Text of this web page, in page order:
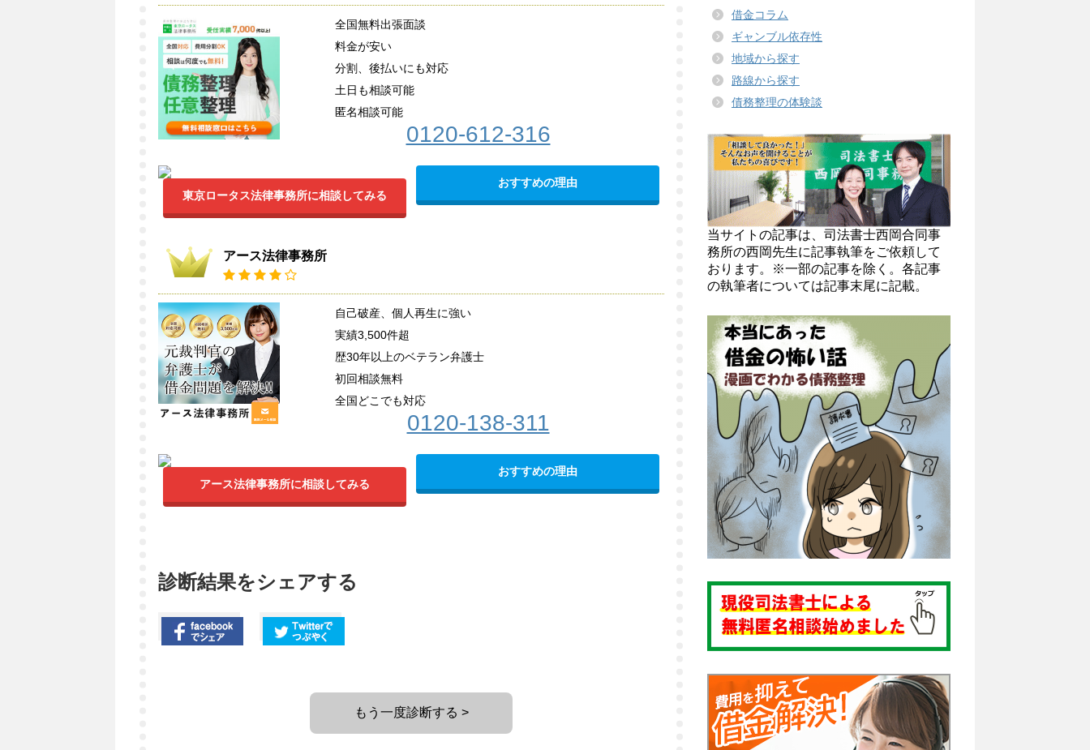
全国無料出張面談
料金が安い
分割、後払いにも対応
土日も相談可能
匿名相談可能
0120-612-316
おすすめの理由
東京ロータス法律事務所に相談してみる
アース法律事務所
自己破産、個人再生に強い
実績3,500件超
歴30年以上のベテラン弁護士
初回相談無料
全国どこでも対応
0120-138-311
おすすめの理由
アース法律事務所に相談してみる
診断結果をシェアする
もう一度診断する >
借金コラム
ギャンブル依存性
地域から探す
路線から探す
債務整理の体験談
当サイトの記事は、司法書士西岡合同事
務所の西岡先生に記事執筆をご依頼して
おります。※一部の記事を除く。各記事
の執筆者については記事末尾に記載。